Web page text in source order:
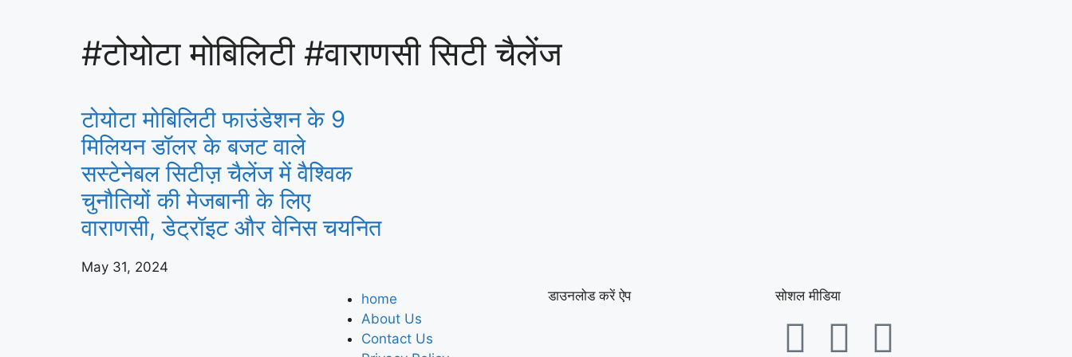
#टोयोटा मोबिलिटी #वाराणसी सिटी चैलेंज
टोयोटा मोबिलिटी फाउंडेशन के 9
मिलियन डॉलर के बजट वाले
सस्टेनेबल सिटीज़ चैलेंज में वैश्विक
चुनौतियों की मेजबानी के लिए
वाराणसी, डेट्रॉइट और वेनिस चयनित
May 31, 2024
home
About Us
Contact Us
डाउनलोड करें ऐप सोशल मीडिया